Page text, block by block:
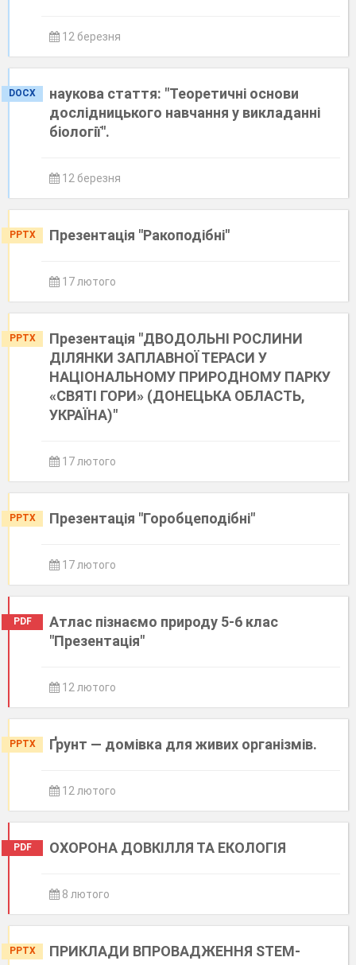
12 березня
DOCX
наукова стаття: "Теоретичні основи
дослідницького навчання у викладанні
біології".
12 березня
PPTX Презентація "Ракоподібні"
17 лютого
PPTX
Презентація "ДВОДОЛЬНІ РОСЛИНИ
ДІЛЯНКИ ЗАПЛАВНОЇ ТЕРАСИ У
НАЦІОНАЛЬНОМУ ПРИРОДНОМУ ПАРКУ
«СВЯТІ ГОРИ» (ДОНЕЦЬКА ОБЛАСТЬ,
УКРАЇНА)"
17 лютого
PPTX Презентація "Горобцеподібні"
17 лютого
PDF
Атлас пізнаємо природу 5-6 клас
"Презентація"
12 лютого
PPTX Ґрунт — домівка для живих організмів.
12 лютого
PDF ОХОРОНА ДОВКІЛЛЯ ТА ЕКОЛОГІЯ
8 лютого
PPTX
ПРИКЛАДИ ВПРОВАДЖЕННЯ STEM-